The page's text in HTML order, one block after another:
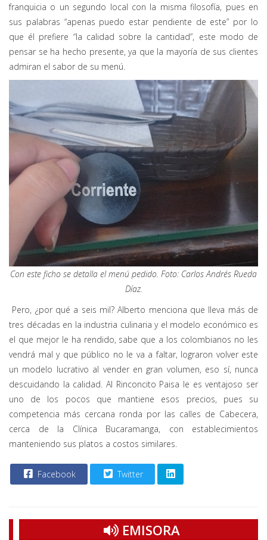
franquicia o un segundo local con la misma filosofía, pues en
sus palabras “apenas puedo estar pendiente de este” por lo
que él prefiere “la calidad sobre la cantidad”, este modo de
pensar se ha hecho presente, ya que la mayoría de sus clientes
admiran el sabor de su menú.
Con este ficho se detalla el menú pedido. Foto: Carlos Andrés Rueda
Díaz.
Pero, ¿por qué a seis mil? Alberto menciona que lleva más de
tres décadas en la industria culinaria y el modelo económico es
el que mejor le ha rendido, sabe que a los colombianos no les
vendrá mal y que público no le va a faltar, lograron volver este
un modelo lucrativo al vender en gran volumen, eso sí, nunca
descuidando la calidad. Al Rinconcito Paisa le es ventajoso ser
uno de los pocos que mantiene esos precios, pues su
competencia más cercana ronda por las calles de Cabecera,
cerca de la Clínica Bucaramanga, con establecimientos
manteniendo sus platos a costos similares.
Facebook Twitter
EMISORA